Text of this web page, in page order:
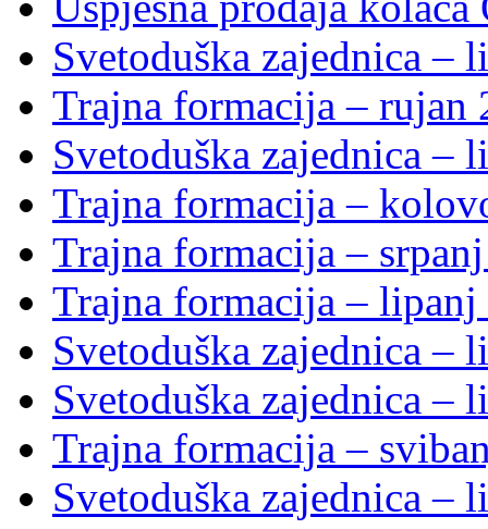
Svetoduška zajednica –
Trajna formacija – rujan
Svetoduška zajednica –
Trajna formacija –
Trajna formacija –
Trajna formacija – lipanj
Svetoduška zajednica –
Svetoduška zajednica –
Trajna formacija –
Svetoduška zajednica –